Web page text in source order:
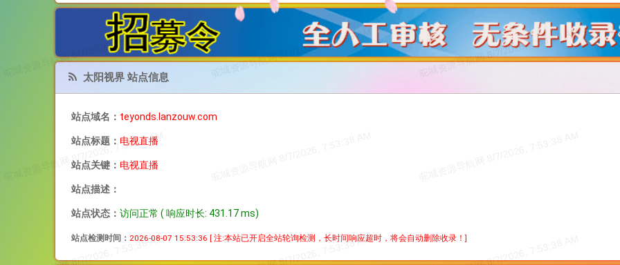
太阳视界 站点信息
站点域名： teyonds.lanzouw.com
站点标题： 电视直播
站点关键： 电视直播
站点描述：
站点状态： 访问正常 ( 响应时长: 431.17 ms)
站点检测时间： 2026-08-07 15:53:36 [ 注:本站已开启全站轮询检测，长时间响应超时，将会自动删除收录！]